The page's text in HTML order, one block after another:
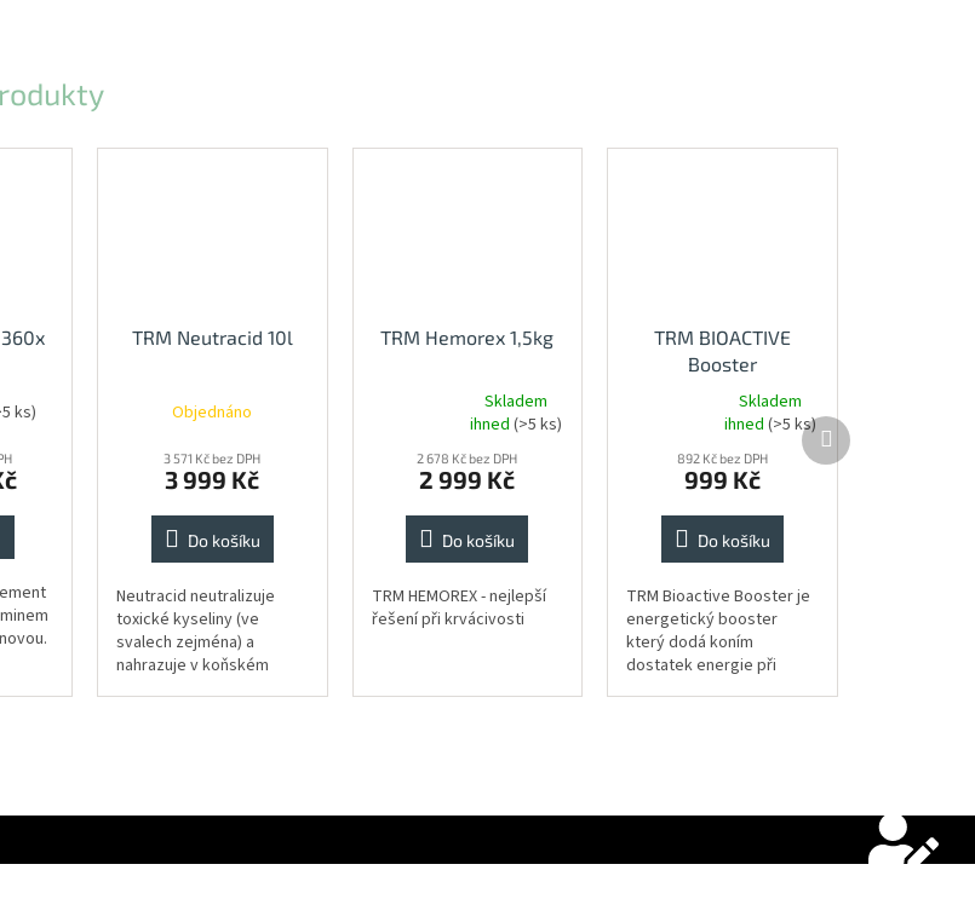
360x
ks)
TRM Neutracid 10l
Objednáno
3 571 Kč bez DPH
3 999 Kč
Do košíku
Neutracid neutralizuje
toxické kyseliny (ve
svalech zejména) a
nahrazuje v koňském
TRM Hemorex 1,5kg
produktu
Skladem
ihned (>5 ks)
2 678 Kč bez DPH
2 999 Kč
Do košíku
TRM HEMOREX - nejlepší
řešení při krvácivosti
TRM BIOACTIVE
Booster
produktu
Skladem
ihned(>5 ks)
892 Kč bez DPH
999 Kč
Do košíku
TRM Bioactive Booster je
energetický booster
který dodá koním
dostatek energie při
Další
produkt